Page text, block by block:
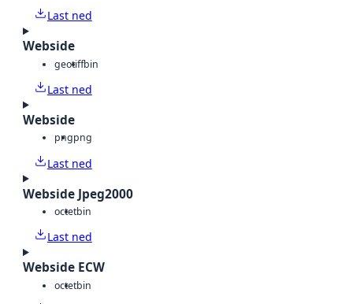
Last ned
Webside
geotiffbin
Last ned
Webside
pngpng
Last ned
Webside Jpeg2000
octetbin
Last ned
Webside ECW
octetbin